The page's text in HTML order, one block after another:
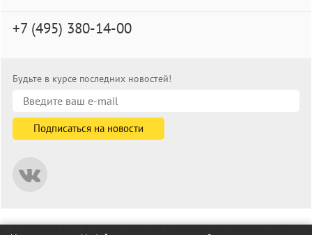
+7 (495) 380-14-00
Будьте в курсе последних новостей!
© informat.ru — Интернет-магазин канцелярских товаров. 2001—